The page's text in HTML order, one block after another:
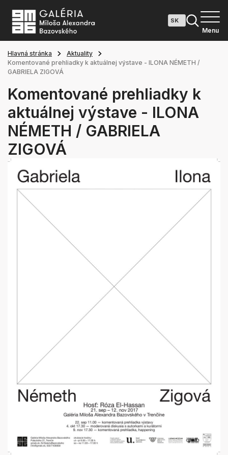
Menu
Hlavná stránka
Aktuality
Komentované prehliadky k aktuálnej výstave - ILONA NÉMETH /
GABRIELA ZIGOVÁ
Komentované prehliadky k
aktuálnej výstave - ILONA
NÉMETH / GABRIELA
ZIGOVÁ